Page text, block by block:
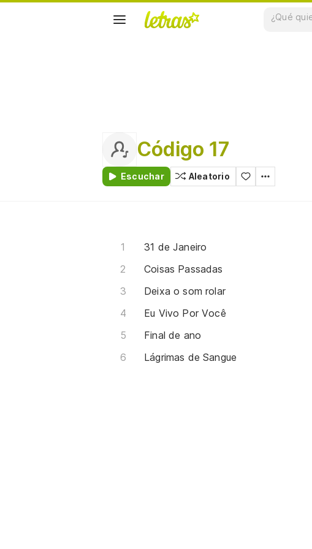
Código 17
Escuchar Aleatorio
31 de Janeiro
Coisas Passadas
Deixa o som rolar
Eu Vivo Por Você
Final de ano
Lágrimas de Sangue